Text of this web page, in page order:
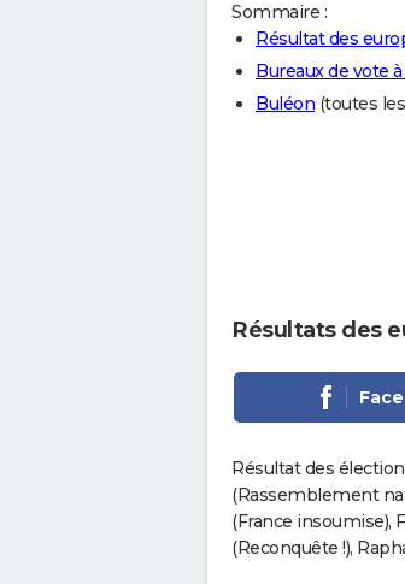
Sommaire :
Résultat des
Bureaux de vote
Buléon (toutes
Résultats des
Résultat des
(Rassemblement
(France insoumise),
(Reconquête !),